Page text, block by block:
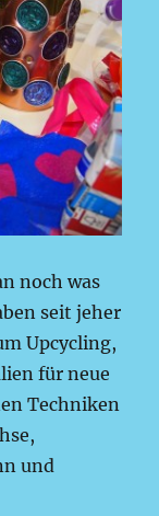
noch was
seit jeher
Upcycling,
für neue
Techniken
und